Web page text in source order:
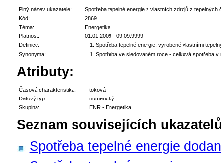
Plný název ukazatele:
Spotřeba tepelné energie z vlastních zdrojů z tepelných
Kód:
2869
Téma:
Energetika
Platnost:
01.01.2009 - 09.09.9999
Definice:
Spotřeba tepelné energie, vyrobené vlastními
Synonyma:
Spotřeba ve sledovaném roce - celková spotřeba
Atributy:
Časová charakteristika:
toková
Datový typ:
numerický
Skupina:
ENR - Energetika
Seznam souvisejících
Spotřeba tepelné energie